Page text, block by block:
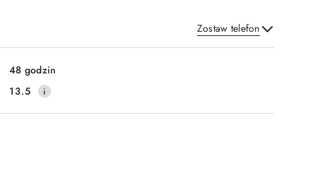
Zostaw telefon
Wyślij
48 godzin
13.5